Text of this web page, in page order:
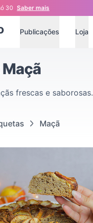
30 Saber mais
Publicações Loja
frescas e saborosas.
Maçã